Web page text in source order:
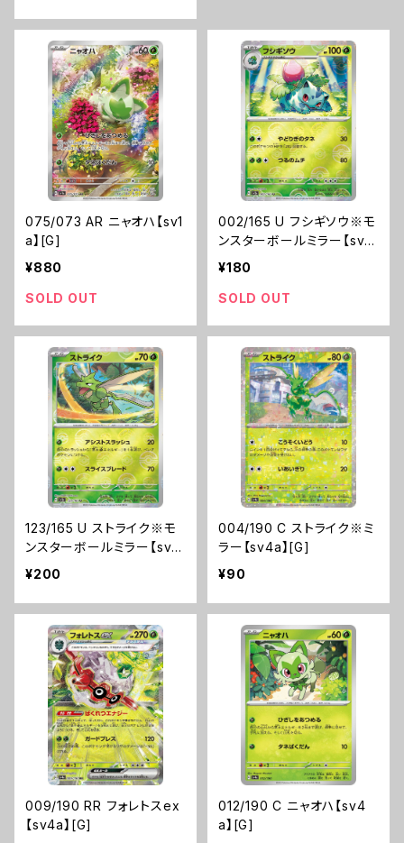
075/073 AR ニャオハ【sv1
a】[G]
¥880
SOLD OUT
002/165 U フシギソウ※モ
ンスターボールミラー【sv2
a】[G]
¥180
SOLD OUT
123/165 U ストライク※モ
ンスターボールミラー【sv2
a】[G]
¥200
004/190 C ストライク※ミ
ラー【sv4a】[G]
¥90
009/190 RR フォレトスex
【sv4a】[G]
012/190 C ニャオハ【sv4
a】[G]